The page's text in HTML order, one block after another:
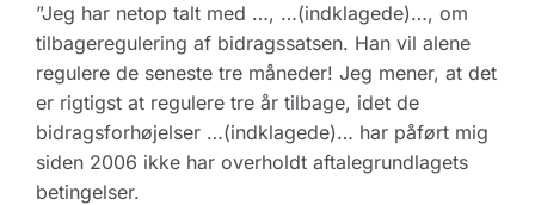
”Jeg har netop talt med …, …(indklagede)…, om
tilbageregulering af bidragssatsen. Han vil alene
regulere de seneste tre måneder! Jeg mener, at det
er rigtigst at regulere tre år tilbage, idet de
bidragsforhøjelser …(indklagede)… har påført mig
siden 2006 ikke har overholdt aftalegrundlagets
betingelser.